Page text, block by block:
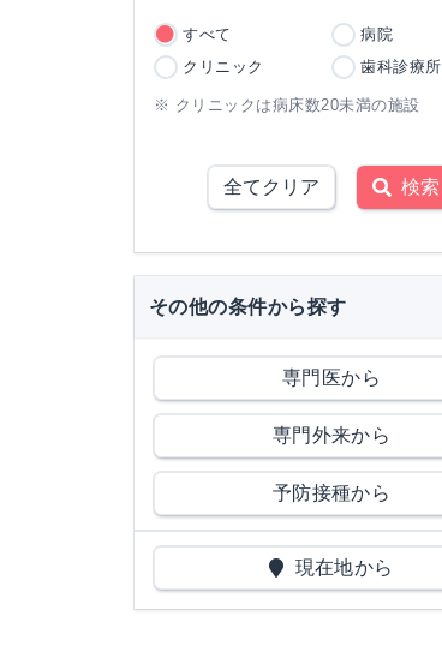
すべて
病院
クリニック
歯科診療所
※ クリニックは病床数20未満の施設
全てクリア 検索
その他の条件から探す
専門医から
専門外来から
予防接種から
現在地から